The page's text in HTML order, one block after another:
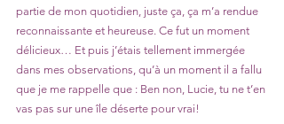
partie de mon quotidien, juste ça, ça m’a rendue
reconnaissante et heureuse. Ce fut un moment
délicieux… Et puis j’étais tellement immergée
dans mes observations, qu’à un moment il a fallu
que je me rappelle que : Ben non, Lucie, tu ne t’en
vas pas sur une île déserte pour vrai!